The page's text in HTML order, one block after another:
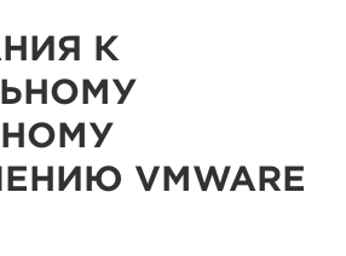
К
VMWARE